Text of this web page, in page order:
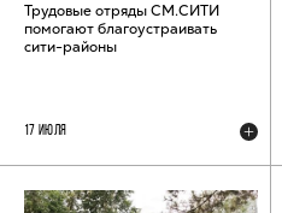
Трудовые отряды СМ.СИТИ
помогают благоустраивать
сити-районы
17 ИЮЛЯ